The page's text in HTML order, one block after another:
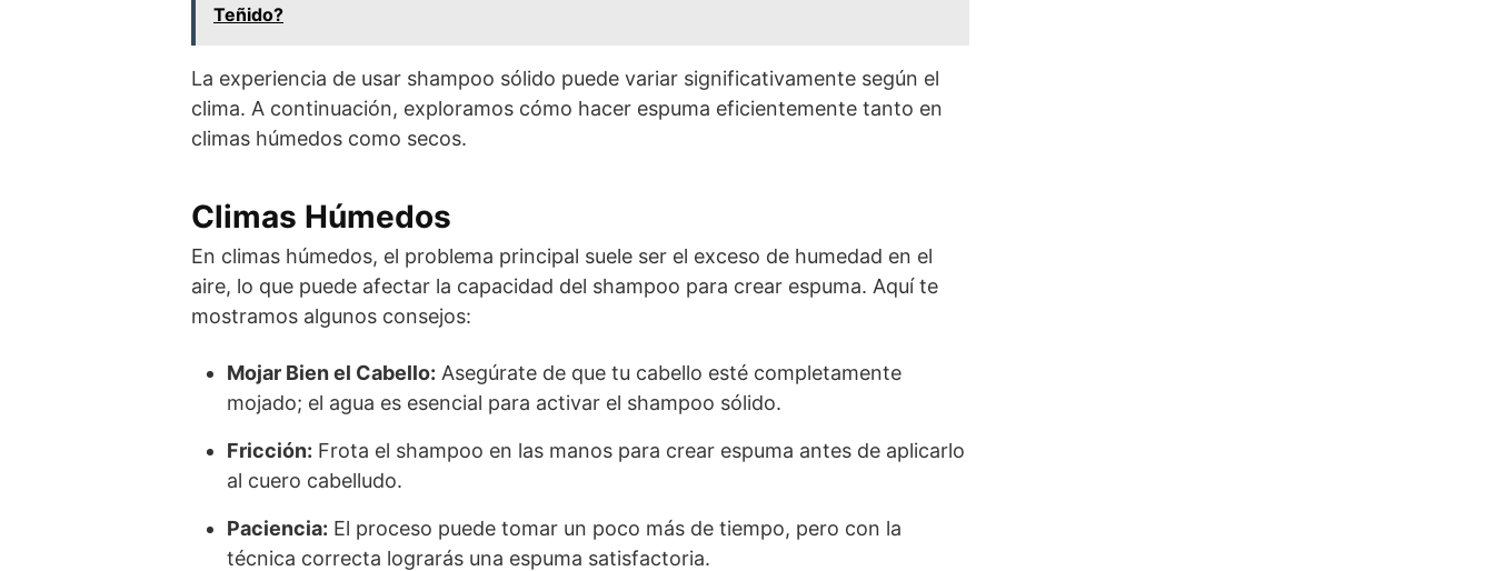
Teñido?
La experiencia de usar shampoo sólido puede variar significativamente según el
clima. A continuación, exploramos cómo hacer espuma eficientemente tanto en
climas húmedos como secos.
Climas Húmedos
En climas húmedos, el problema principal suele ser el exceso de humedad en el
aire, lo que puede afectar la capacidad del shampoo para crear espuma. Aquí te
mostramos algunos consejos:
Mojar Bien el Cabello: Asegúrate de que tu cabello esté completamente
mojado; el agua es esencial para activar el shampoo sólido.
Fricción: Frota el shampoo en las manos para crear espuma antes de aplicarlo
al cuero cabelludo.
Paciencia: El proceso puede tomar un poco más de tiempo, pero con la
técnica correcta lograrás una espuma satisfactoria.